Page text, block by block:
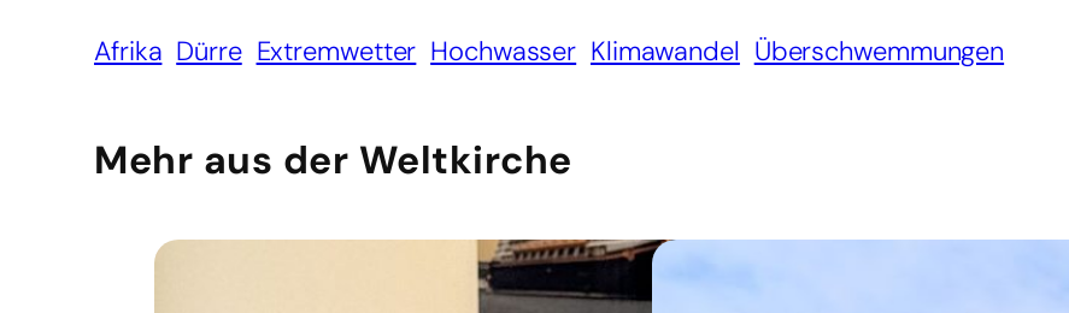
Afrika Dürre Extremwetter Hochwasser Klimawandel Überschwemmungen
Mehr aus der Weltkirche